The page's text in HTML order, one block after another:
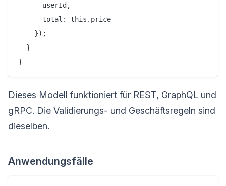
      userId,
      total: this.price
    });
  }
Dieses Modell funktioniert für REST, GraphQL und
gRPC. Die Validierungs- und Geschäftsregeln sind
dieselben.
Anwendungsfälle